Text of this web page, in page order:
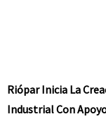
Riópar Inicia La
Industrial Con